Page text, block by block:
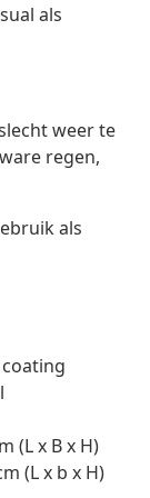
als
weer te
regen,
als
(L x B x H)
(L x b x H)